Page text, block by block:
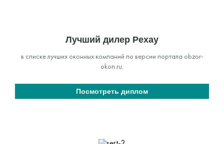
Лучший дилер Рехау
в списке лучших оконных компаний по версии портала obzor-
okon.ru.
Посмотреть диплом